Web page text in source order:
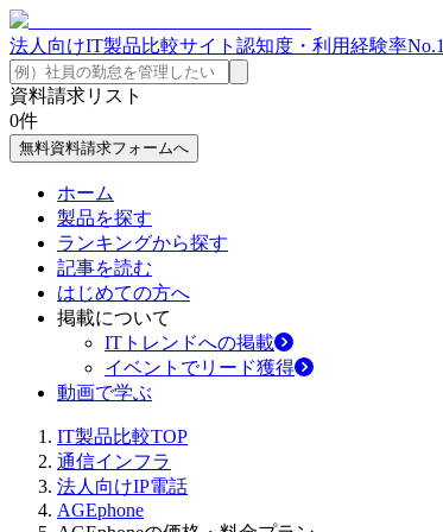
法人向けIT製品比較サイト 認知度・利用経験率No.1
資料請求リスト
0件
無料資料請求フォームへ
ホーム
製品を探す
ランキングから探す
記事を読む
はじめての方へ
掲載について
ITトレンドへの掲載
イベントでリード獲得
動画で学ぶ
IT製品比較TOP
通信インフラ
法人向けIP電話
AGEphone